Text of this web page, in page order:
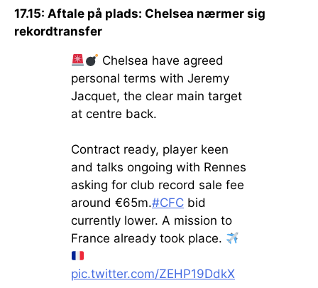
17.15: Aftale på plads: Chelsea nærmer sig
rekordtransfer
Chelsea have agreed
personal terms with Jeremy
Jacquet, the clear main target
at centre back.
Contract ready, player keen
and talks ongoing with Rennes
asking for club record sale fee
around €65m.#CFC bid
currently lower. A mission to
France already took place.
pic.twitter.com/ZEHP19DdkX